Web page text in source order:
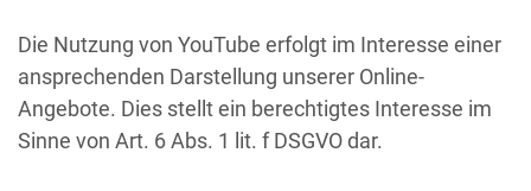
Die Nutzung von YouTube erfolgt im Interesse einer
ansprechenden Darstellung unserer Online-
Angebote. Dies stellt ein berechtigtes Interesse im
Sinne von Art. 6 Abs. 1 lit. f DSGVO dar.